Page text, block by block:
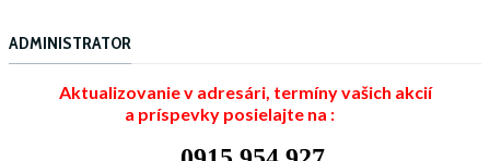
ADMINISTRATOR
Aktualizovanie v adresári, termíny vašich akcií
a príspevky posielajte na :